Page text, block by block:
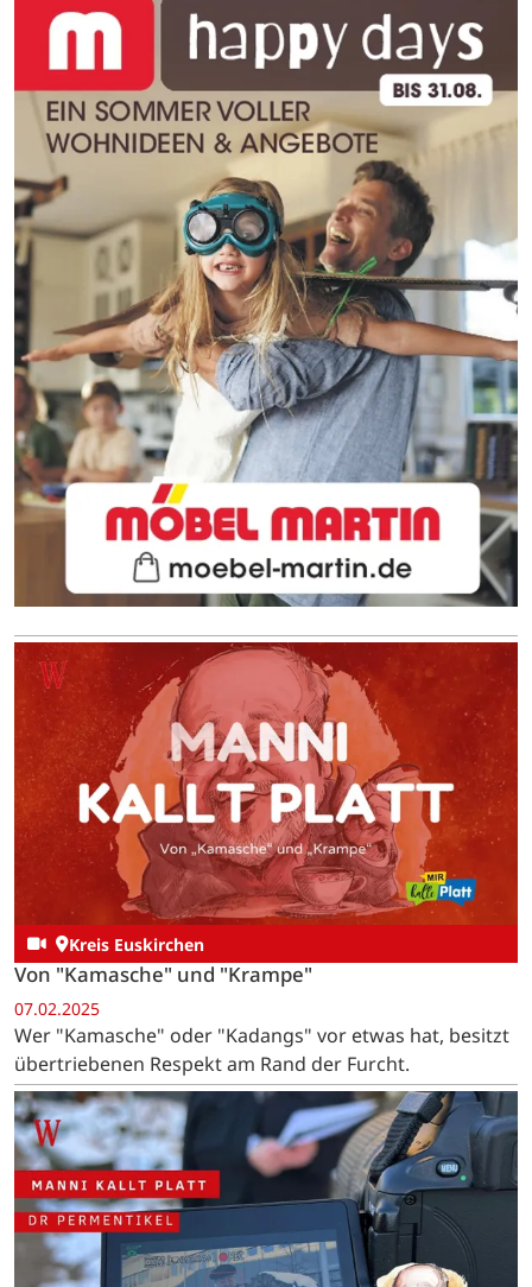
Kreis Euskirchen
Von "Kamasche" und "Krampe"
07.02.2025
Wer "Kamasche" oder "Kadangs" vor etwas hat, besitzt
übertriebenen Respekt am Rand der Furcht.